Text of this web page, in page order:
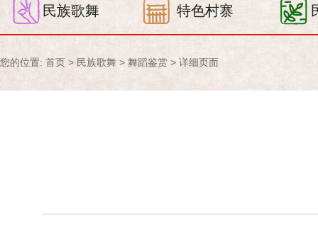
民族歌舞 特色村寨
您的位置: 首页 > 民族歌舞 > 舞蹈鉴赏 > 详细页面